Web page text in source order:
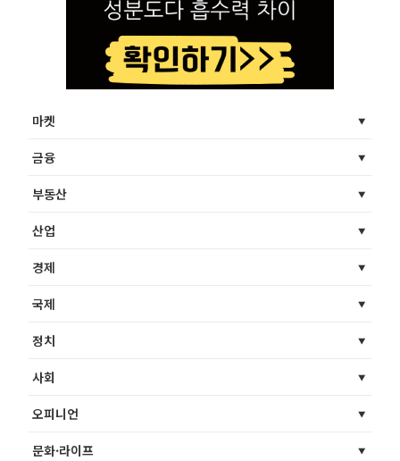
마켓
금융
부동산
산업
경제
국제
정치
사회
오피니언
문화·라이프